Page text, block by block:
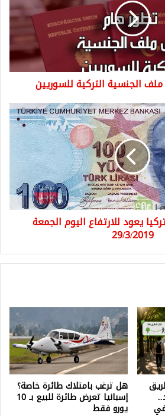
الجنسية التركية للسوريين
يعود للارتفاع اليوم الجمعة
29/3/2019
هل ترغب بامتلاك طائرة خاصة؟
إسبانيا تعرض طائرة للبيع بـ 10
يورو فقط